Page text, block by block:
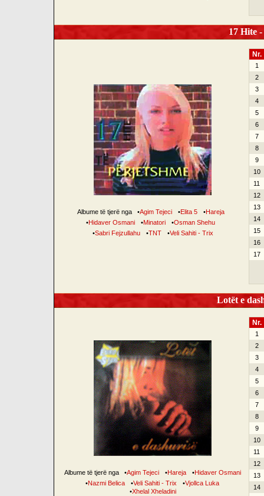
17 Hite
Albume të tjerë nga •Agim Tejeci •Elita 5 •Hareja
•Hidaver Osmani •Minatori •Osman Shehu
•Sabri Fejzullahu •TNT •Veli Sahiti - Trix
Nr.
1
2
3
4
5
6
7
8
9
10
11
12
13
14
15
16
17
Lotët e
Albume të tjerë nga •Agim Tejeci •Hareja •Hidaver Osmani
•Nazmi Belica •Veli Sahiti - Trix •Vjollca Luka
•Xhelal Xheladini
Nr.
1
2
3
4
5
6
7
8
9
10
11
12
13
14